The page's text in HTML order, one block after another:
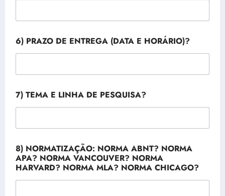
U
A
(
N
C
L
I
D
O
6) PRAZO DE ENTREGA (DATA E HORÁRIO)?
7) TEMA E LINHA DE PESQUISA?
8) NORMATIZAÇÃO: NORMA ABNT? NORMA
APA? NORMA VANCOUVER? NORMA
HARVARD? NORMA MLA? NORMA CHICAGO?